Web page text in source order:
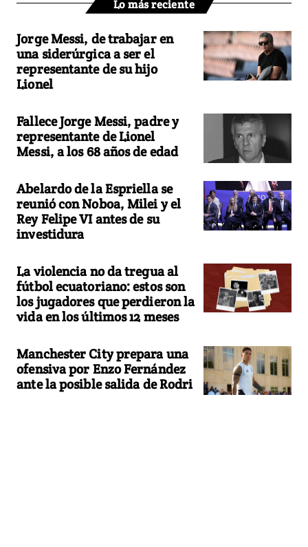
Lo más reciente
Jorge Messi, de trabajar en
una siderúrgica a ser el
representante de su hijo
Lionel
Fallece Jorge Messi, padre y
representante de Lionel
Messi, a los 68 años de edad
Abelardo de la Espriella se
reunió con Noboa, Milei y el
Rey Felipe VI antes de su
investidura
La violencia no da tregua al
fútbol ecuatoriano: estos son
los jugadores que perdieron la
vida en los últimos 12 meses
Manchester City prepara una
ofensiva por Enzo Fernández
ante la posible salida de Rodri